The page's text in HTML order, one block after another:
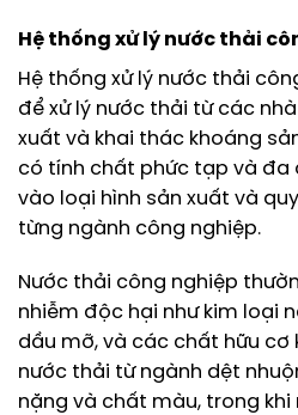
Hệ thống xử lý nước thải
Hệ thống xử lý nước thải
để xử lý nước thải từ các
xuất và khai thác khoáng
có tính chất phức tạp và đa
vào loại hình sản xuất và
từng ngành công nghiệp.
Nước thải công nghiệp
nhiễm độc hại như kim loại
dầu mỡ, và các chất hữu cơ
nước thải từ ngành dệt
nặng và chất màu, trong